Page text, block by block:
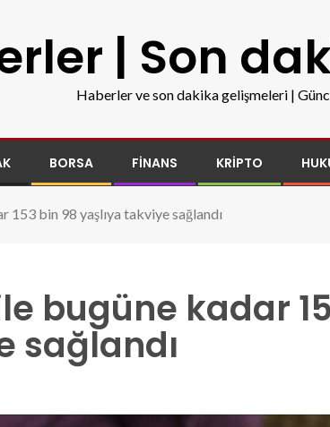
| Son
Haberler ve son dakika gelişmeleri |
BORSA FINANS KRIPTO
153 bin 98 yaşlıya takviye sağlandı
bugüne kadar
sağlandı